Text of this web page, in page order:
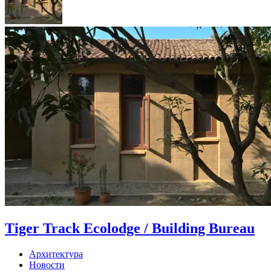
Tiger Track Ecolodge / Building Bureau
Архитектура
Новости